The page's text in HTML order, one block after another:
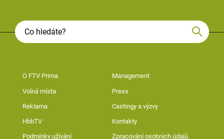
O FTV Prima Management
Volná místa Press
Reklama Castingy a výzvy
HbbTV Kontakty
Podmínky užívání Zpracování osobních údajů